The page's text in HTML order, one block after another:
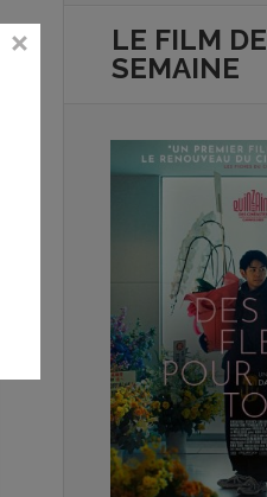
LE FILM DE
SEMAINE